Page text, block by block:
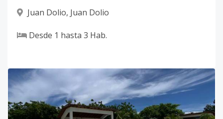
Juan Dolio, Juan Dolio
Desde 1 hasta 3 Hab.